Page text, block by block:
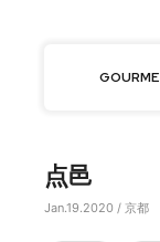
点邑
Jan.19.2020 / 京都